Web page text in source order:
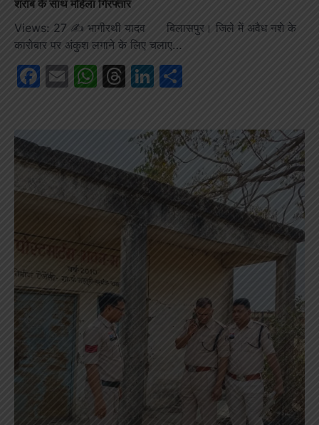
शराब के साथ महिला गिरफ्तार
Views: 27 ✍️ भागीरथी यादव बिलासपुर। जिले में अवैध नशे के
कारोबार पर अंकुश लगाने के लिए चलाए…
Facebook
EmailWhatsApp
Threads
LinkedIn